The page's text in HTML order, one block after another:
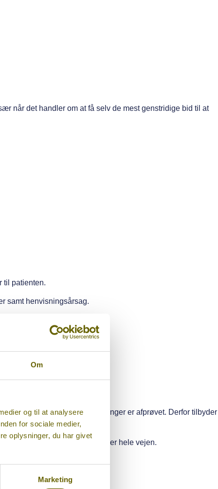
Om
og til at analysere
for sociale medier,
oplysninger, du har givet
Marketing
når det handler om at få selv de mest genstridige bid til at
til patienten.
samt henvisningsårsag.
efter alle klassiske behandlinger er afprøvet. Derfor tilbyder
at de (og du) er i trygge hænder hele vejen.